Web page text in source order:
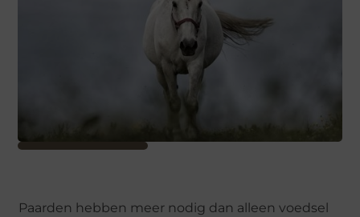
Paarden hebben meer nodig dan alleen voedsel